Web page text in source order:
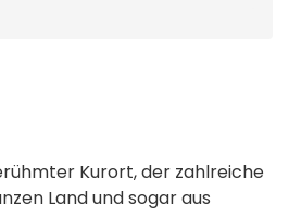
Kurort, der zahlreiche
Land und sogar aus